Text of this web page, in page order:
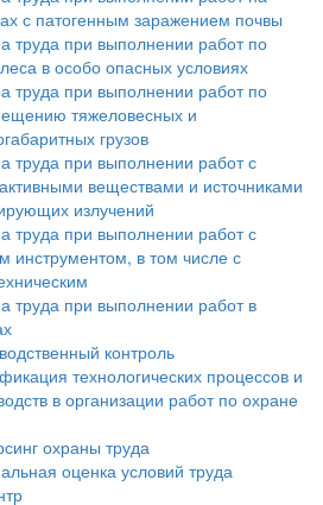
с патогенным заражением почвы
труда при выполнении работ по
в особо опасных условиях
труда при выполнении работ по
тяжеловесных и
грузов
труда при выполнении работ с
веществами и источниками
излучений
труда при выполнении работ с
инструментом, в том числе с
труда при выполнении работ в
контроль
технологических процессов и
в организации работ по охране
охраны труда
оценка условий труда